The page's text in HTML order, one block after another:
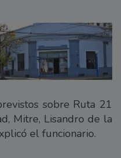
sobre Ruta 21
Mitre, Lisandro de la
el funcionario.